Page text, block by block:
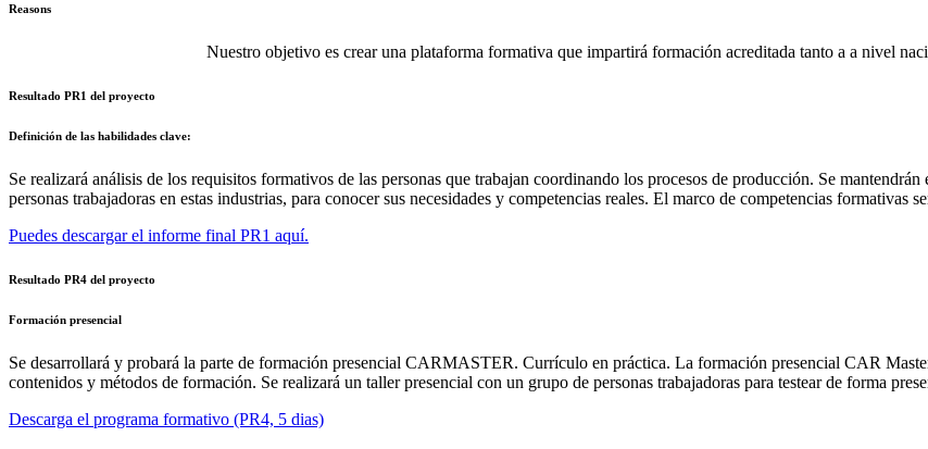
Reasons
Nuestro objetivo es crear una plataforma formativa que impartirá formación acreditada tanto a a nivel
Resultado PR1 del proyecto
Definición de las habilidades clave:
Se realizará análisis de los requisitos formativos de las personas que trabajan coordinando los procesos de producción. Se
personas trabajadoras en estas industrias, para conocer sus necesidades y competencias reales. El marco de competencias formativas
Puedes descargar el informe final PR1 aquí.
Resultado PR4 del proyecto
Formación presencial
Se desarrollará y probará la parte de formación presencial CARMASTER. Currículo en práctica. La formación presencial CAR
contenidos y métodos de formación. Se realizará un taller presencial con un grupo de personas trabajadoras para testear de forma
Descarga el programa formativo (PR4, 5 dias)